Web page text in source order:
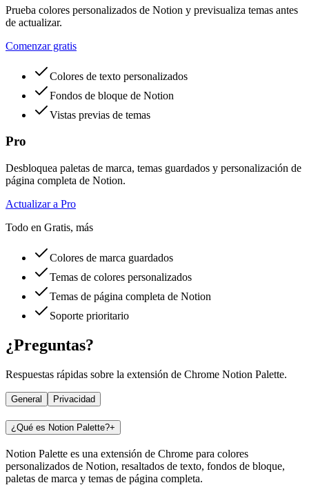
Prueba colores personalizados de Notion y previsualiza temas antes
de actualizar.
Comenzar gratis
Colores de texto personalizados
Fondos de bloque de Notion
Vistas previas de temas
Pro
Desbloquea paletas de marca, temas guardados y personalización de
página completa de Notion.
Actualizar a Pro
Todo en Gratis, más
Colores de marca guardados
Temas de colores personalizados
Temas de página completa de Notion
Soporte prioritario
¿Preguntas?
Respuestas rápidas sobre la extensión de Chrome Notion Palette.
General Privacidad
¿Qué es Notion Palette?+
Notion Palette es una extensión de Chrome para colores
personalizados de Notion, resaltados de texto, fondos de bloque,
paletas de marca y temas de página completa.